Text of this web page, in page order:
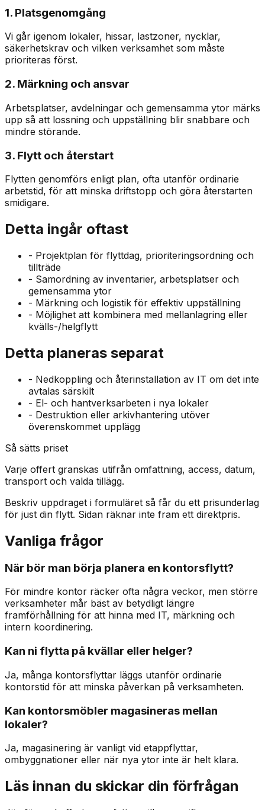
1. Platsgenomgång
Vi går igenom lokaler, hissar, lastzoner, nycklar,
säkerhetskrav och vilken verksamhet som måste
prioriteras först.
2. Märkning och ansvar
Arbetsplatser, avdelningar och gemensamma ytor märks
upp så att lossning och uppställning blir snabbare och
mindre störande.
3. Flytt och återstart
Flytten genomförs enligt plan, ofta utanför ordinarie
arbetstid, för att minska driftstopp och göra återstarten
smidigare.
Detta ingår oftast
- Projektplan för flyttdag, prioriteringsordning och
tillträde
- Samordning av inventarier, arbetsplatser och
gemensamma ytor
- Märkning och logistik för effektiv uppställning
- Möjlighet att kombinera med mellanlagring eller
kvälls-/helgflytt
Detta planeras separat
- Nedkoppling och återinstallation av IT om det inte
avtalas särskilt
- El- och hantverksarbeten i nya lokaler
- Destruktion eller arkivhantering utöver
överenskommet upplägg
Så sätts priset
Varje offert granskas utifrån omfattning, access, datum,
transport och valda tillägg.
Beskriv uppdraget i formuläret så får du ett prisunderlag
för just din flytt. Sidan räknar inte fram ett direktpris.
Vanliga frågor
När bör man börja planera en kontorsflytt?
För mindre kontor räcker ofta några veckor, men större
verksamheter mår bäst av betydligt längre
framförhållning för att hinna med IT, märkning och
intern koordinering.
Kan ni flytta på kvällar eller helger?
Ja, många kontorsflyttar läggs utanför ordinarie
kontorstid för att minska påverkan på verksamheten.
Kan kontorsmöbler magasineras mellan
lokaler?
Ja, magasinering är vanligt vid etappflyttar,
ombyggnationer eller när nya ytor inte är helt klara.
Läs innan du skickar din förfrågan